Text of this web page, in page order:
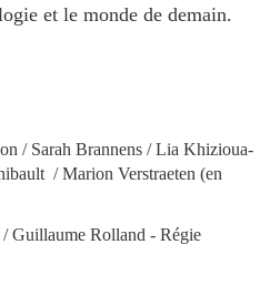
et le monde de demain.
/ Sarah Brannens / Lia Khizioua-
/ Marion Verstraeten (en
Guillaume Rolland - Régie